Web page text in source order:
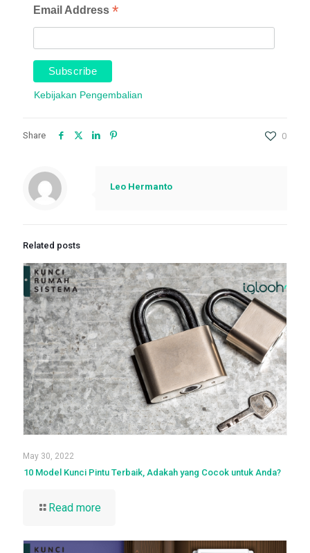
Email Address*
Kebijakan Pengembalian
Share 0
Leo Hermanto
Related posts
May 30, 2022
10 Model Kunci Pintu Terbaik, Adakah yang Cocok untuk Anda?
Read more